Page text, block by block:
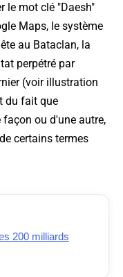
le mot clé "Daesh"
Maps, le système
au Bataclan, la
perpétré par
(voir illustration
du fait que
ou d'une autre,
certains termes
200 milliards